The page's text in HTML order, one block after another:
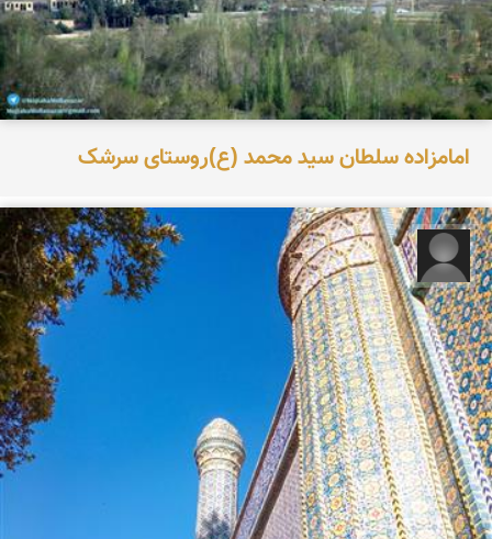
امامزاده سلطان سید محمد (ع)روستای سرشک
aria kasraie